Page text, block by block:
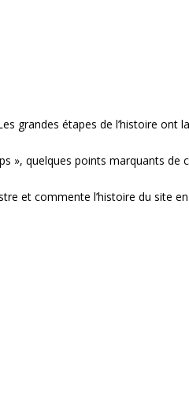
grandes étapes de l’histoire ont
», quelques points marquants de
et commente l’histoire du site en